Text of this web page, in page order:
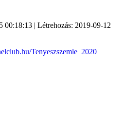
00:18:13 | Létrehozás: 2019-09-12
Tenyeszszemle_2020